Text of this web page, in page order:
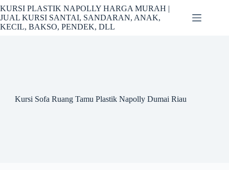
Skip
to
content
KURSI PLASTIK NAPOLLY HARGA MURAH |
JUAL KURSI SANTAI, SANDARAN, ANAK,
KECIL, BAKSO, PENDEK, DLL
Kursi Sofa Ruang Tamu Plastik Napolly Dumai Riau